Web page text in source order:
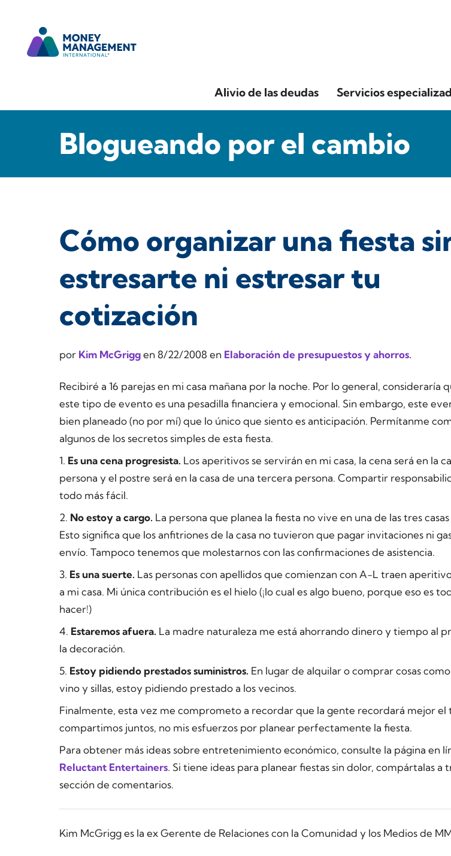
Alivio de las deudas Servicios
Blogueando por el cambio
Cómo organizar una fiesta
estresarte ni estresar tu
cotización
por Kim McGriggen 8/22/2008 en Elaboración de presupuestos y ahorros.
Recibiré a 16 parejas en mi casa mañana por la noche. Por lo general, consideraría
este tipo de evento es una pesadilla financiera y emocional. Sin embargo, este
bien planeado (no por mí) que lo único que siento es anticipación. Permítanme
algunos de los secretos simples de esta fiesta.
1. Es una cena progresista. Los aperitivos se servirán en mi casa, la cena será en la
persona y el postre será en la casa de una tercera persona. Compartir
todo más fácil.
2. No estoy a cargo. La persona que planea la fiesta no vive en una de las tres
Esto significa que los anfitriones de la casa no tuvieron que pagar invitaciones ni
envío. Tampoco tenemos que molestarnos con las confirmaciones de asistencia.
3. Es una suerte. Las personas con apellidos que comienzan con A-L traen
a mi casa. Mi única contribución es el hielo (¡lo cual es algo bueno, porque eso es
hacer!)
4. Estaremos afuera. La madre naturaleza me está ahorrando dinero y tiempo al
la decoración.
5. Estoy pidiendo prestados suministros. En lugar de alquilar o comprar cosas
vino y sillas, estoy pidiendo prestado a los vecinos.
Finalmente, esta vez me comprometo a recordar que la gente recordará mejor el
compartimos juntos, no mis esfuerzos por planear perfectamente la fiesta.
Para obtener más ideas sobre entretenimiento económico, consulte la página en
Reluctant Entertainers. Si tiene ideas para planear fiestas sin dolor, compártalas a
sección de comentarios.
Kim McGrigg es la ex Gerente de Relaciones con la Comunidad y los Medios de